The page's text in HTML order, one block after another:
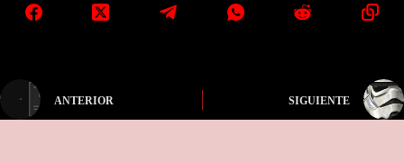
ANTERIOR SIGUIENTE